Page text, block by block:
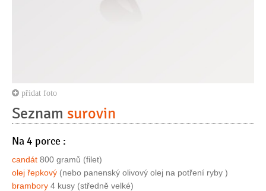
přidat foto
Seznam surovin
Na 4 porce :
candát 800 gramů (filet)
olej řepkový (nebo panenský olivový olej na potření ryby )
brambory 4 kusy (středně velké)